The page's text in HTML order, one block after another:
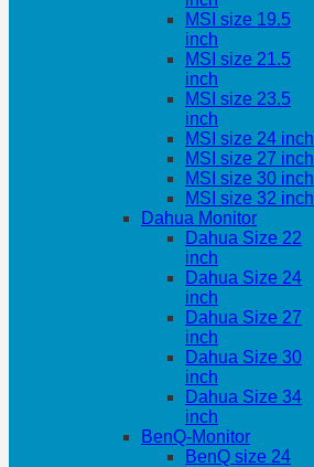
MSI size 19.5
inch
MSI size 21.5
inch
MSI size 23.5
inch
MSI size 24 inch
MSI size 27 inch
MSI size 30 inch
MSI size 32 inch
Dahua Monitor
Dahua Size 22
inch
Dahua Size 24
inch
Dahua Size 27
inch
Dahua Size 30
inch
Dahua Size 34
inch
BenQ-Monitor
BenQ size 24